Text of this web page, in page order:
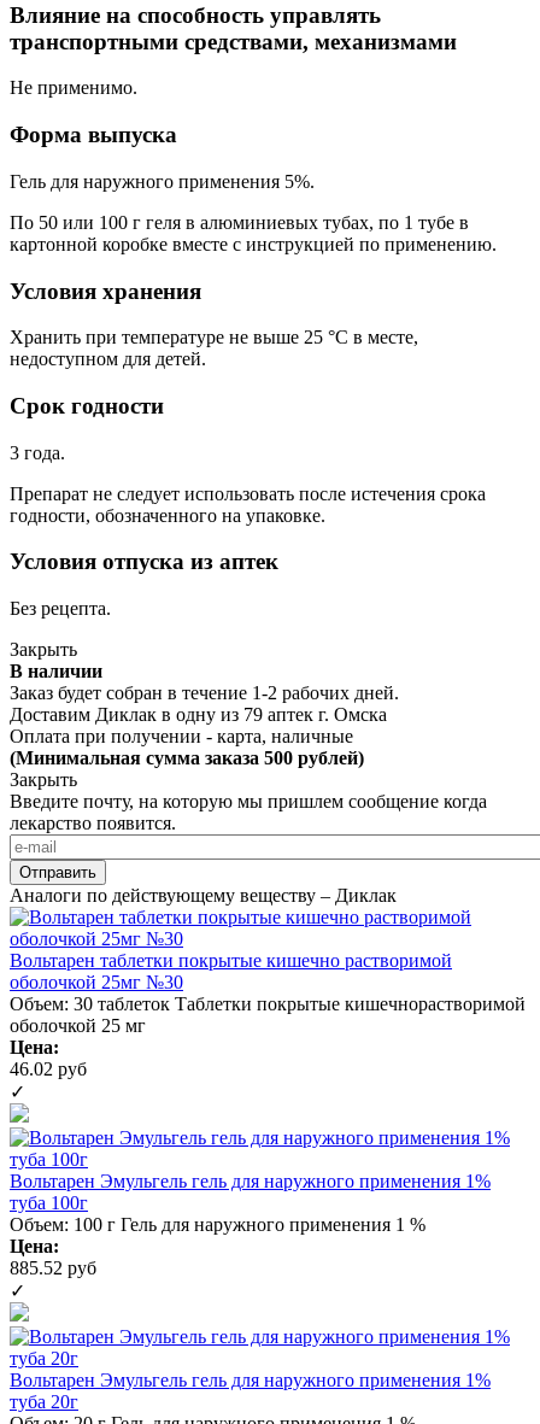
Влияние на способность управлять
транспортными средствами, механизмами
Не применимо.
Форма выпуска
Гель для наружного применения 5%.
По 50 или 100 г геля в алюминиевых тубах, по 1 тубе в
картонной коробке вместе с инструкцией по применению.
Условия хранения
Хранить при температуре не выше 25 °C в месте,
недоступном для детей.
Срок годности
3 года.
Препарат не следует использовать после истечения срока
годности, обозначенного на упаковке.
Условия отпуска из аптек
Без рецепта.
Закрыть
В наличии
Заказ будет собран в течение 1-2 рабочих дней.
Доставим Диклак в одну из 79 аптек г. Омска
Оплата при получении - карта, наличные
(Минимальная сумма заказа 500 рублей)
Закрыть
Введите почту, на которую мы пришлем сообщение когда
лекарство появится.
Аналоги по действующему веществу – Диклак
Вольтарен таблетки покрытые кишечно растворимой
оболочкой 25мг №30
Объем: 30 таблеток Таблетки покрытые кишечнорастворимой
оболочкой 25 мг
Цена:
46.02 руб
✓
Вольтарен Эмульгель гель для наружного применения 1%
туба 100г
Объем: 100 г Гель для наружного применения 1 %
Цена:
885.52 руб
✓
Вольтарен Эмульгель гель для наружного применения 1%
туба 20г